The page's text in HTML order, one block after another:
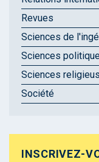
Revues
Sciences de
Sciences
Sciences
Société
INSCRIVEZ-